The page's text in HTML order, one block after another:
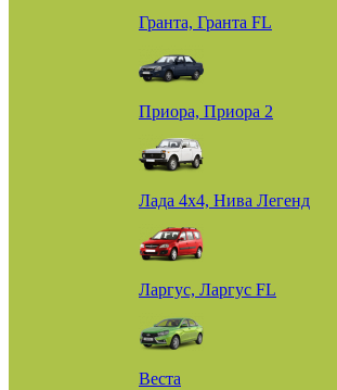
Гранта, Гранта FL
Приора, Приора 2
Лада 4х4, Нива Легенд
Ларгус, Ларгус FL
Веста